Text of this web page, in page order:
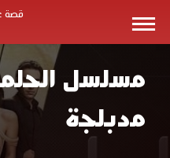
مدبلجة